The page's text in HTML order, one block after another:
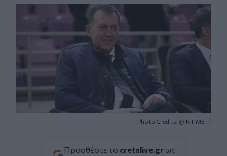
Photo Credits: @ΙΝΤΙΜΕ
Προσθέστε το cretalive.gr ως